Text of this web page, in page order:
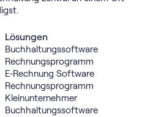
Lösungen
Buch­haltungs­software
Rechnungs­programm
E‑Rechnung Software
Rechnungs­programm
Kleinunternehmer
Buch­haltungs­software